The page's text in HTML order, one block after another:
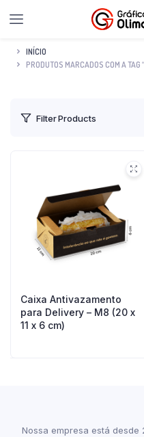
INÍCIO
PRODUTOS MARCADOS COM A TAG
Filter Products
Caixa Antivazamento
para Delivery – M8 (20 x
11 x 6 cm)
Nossa empresa está